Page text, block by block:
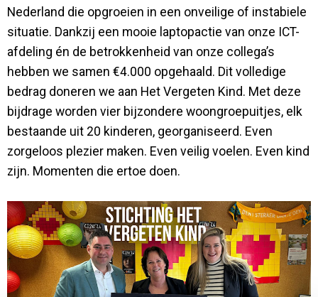
Nederland die opgroeien in een onveilige of instabiele
situatie. Dankzij een mooie laptopactie van onze ICT-
afdeling én de betrokkenheid van onze collega’s
hebben we samen €4.000 opgehaald. Dit volledige
bedrag doneren we aan Het Vergeten Kind. Met deze
bijdrage worden vier bijzondere woongroepuitjes, elk
bestaande uit 20 kinderen, georganiseerd. Even
zorgeloos plezier maken. Even veilig voelen. Even kind
zijn. Momenten die ertoe doen.